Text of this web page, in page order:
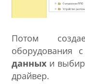
Потом
оборудования
данных и
драйвер.